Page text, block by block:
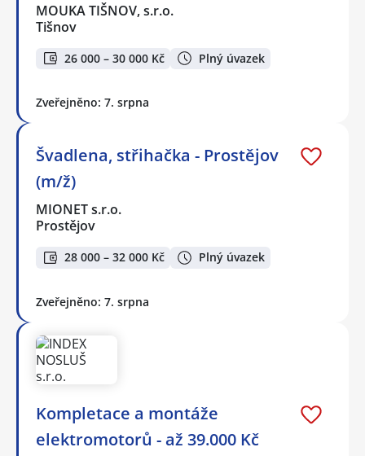
MOUKA TIŠNOV, s.r.o.
Tišnov
26 000 – 30 000 Kč Plný úvazek
Zveřejněno: 7. srpna
Švadlena, střihačka - Prostějov
(m/ž)
MIONET s.r.o.
Prostějov
28 000 – 32 000 Kč Plný úvazek
Zveřejněno: 7. srpna
Kompletace a montáže
elektromotorů - až 39.000 Kč